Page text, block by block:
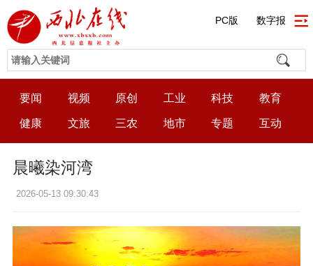
PC版 数字报
要闻 视频 原创 工业 科技 教育
健康 文旅 三农 地市 专题 互动
晨曦染河湾
2026-05-13 09:30:43